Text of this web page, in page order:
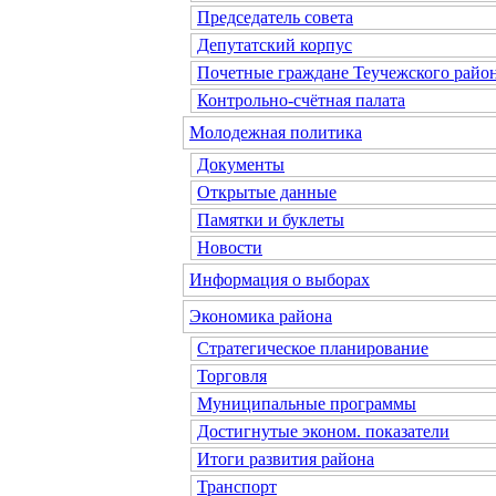
Председатель совета
Депутатский корпус
Почетные граждане Теучежского
Контрольно-счётная палата
Молодежная политика
Документы
Открытые данные
Памятки и буклеты
Новости
Информация о выборах
Экономика района
Стратегическое планирование
Торговля
Муниципальные программы
Достигнутые эконом. показатели
Итоги развития района
Транспорт